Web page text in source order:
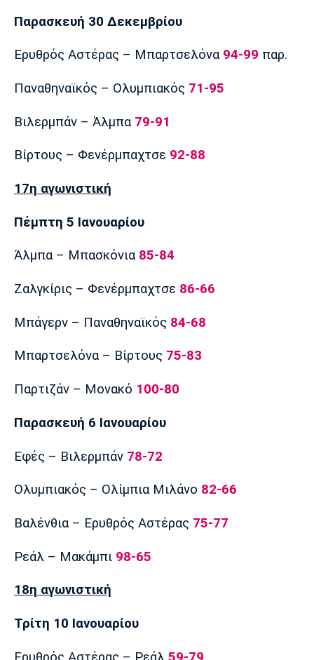
Παρασκευή 30 Δεκεμβρίου
Ερυθρός Αστέρας – Μπαρτσελόνα 94-99 παρ.
Παναθηναϊκός – Ολυμπιακός 71-95
Βιλερμπάν – Άλμπα 79-91
Βίρτους – Φενέρμπαχτσε 92-88
17η αγωνιστική
Πέμπτη 5 Ιανουαρίου
Άλμπα – Μπασκόνια 85-84
Ζαλγκίρις – Φενέρμπαχτσε 86-66
Μπάγερν – Παναθηναϊκός 84-68
Μπαρτσελόνα – Βίρτους 75-83
Παρτιζάν – Μονακό 100-80
Παρασκευή 6 Ιανουαρίου
Εφές – Βιλερμπάν 78-72
Ολυμπιακός – Ολίμπια Μιλάνο 82-66
Βαλένθια – Ερυθρός Αστέρας 75-77
Ρεάλ – Μακάμπι 98-65
18η αγωνιστική
Τρίτη 10 Ιανουαρίου
Ερυθρός Αστέρας – Ρεάλ 59-79